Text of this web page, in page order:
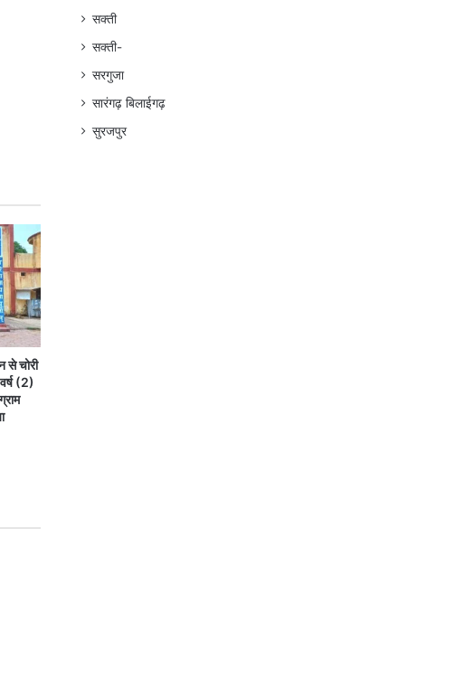
से चोरी
(2)
सक्ती
सक्ती-
सरगुजा
सारंगढ़ बिलाईगढ़
सुरजपुर